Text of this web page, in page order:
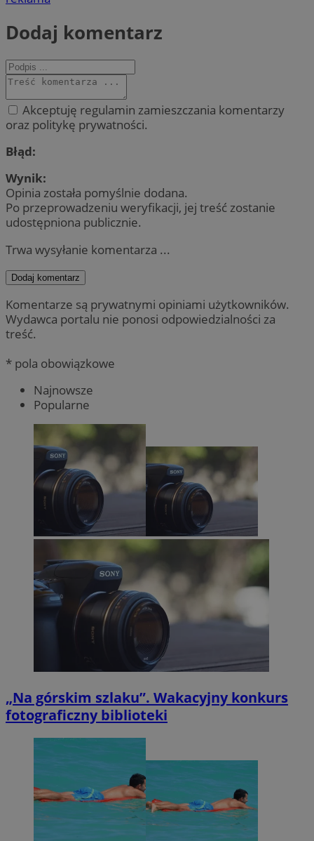
Dodaj komentarz
Akceptuję regulamin zamieszczania komentarzy
oraz politykę prywatności.
Błąd:
Wynik:
Opinia została pomyślnie dodana.
Po przeprowadzeniu weryfikacji, jej treść zostanie
udostępniona publicznie.
Trwa wysyłanie komentarza ...
Dodaj komentarz
Komentarze są prywatnymi opiniami użytkowników.
Wydawca portalu nie ponosi odpowiedzialności za
treść.
* pola obowiązkowe
Najnowsze
Popularne
„Na górskim szlaku”. Wakacyjny konkurs
fotograficzny biblioteki